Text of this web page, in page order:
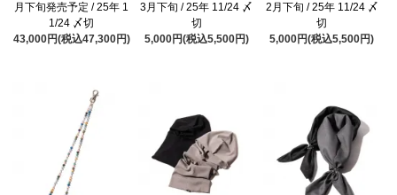
月下旬発売予定 / 25年 1
1/24 〆切
43,000円(税込47,300円)
3月下旬 / 25年 11/24 〆
切
5,000円(税込5,500円)
2月下旬 / 25年 11/24 〆
切
5,000円(税込5,500円)